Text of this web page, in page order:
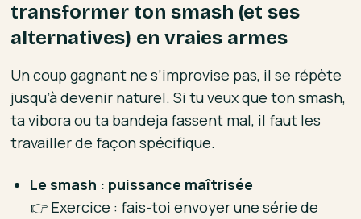
transformer ton smash (et ses
alternatives) en vraies armes
Un coup gagnant ne s’improvise pas, il se répète
jusqu’à devenir naturel. Si tu veux que ton smash,
ta vibora ou ta bandeja fassent mal, il faut les
travailler de façon spécifique.
Le smash : puissance maîtrisée
👉 Exercice : fais-toi envoyer une série de